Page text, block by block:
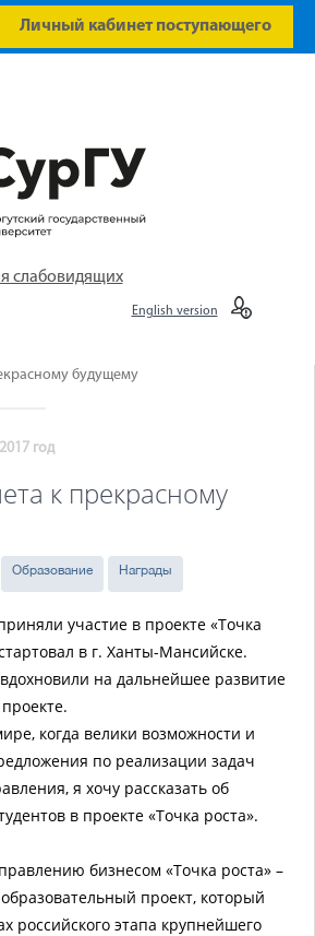
Личный кабинет поступающего
слабовидящих
English version
будущему
2017 год
к прекрасному
Образование Награды
участие в проекте «Точка
в г. Ханты-Мансийске.
на дальнейшее развитие
когда велики возможности и
по реализации задач
я хочу рассказать об
в проекте «Точка роста».
бизнесом «Точка роста» –
проект, который
российского этапа крупнейшего